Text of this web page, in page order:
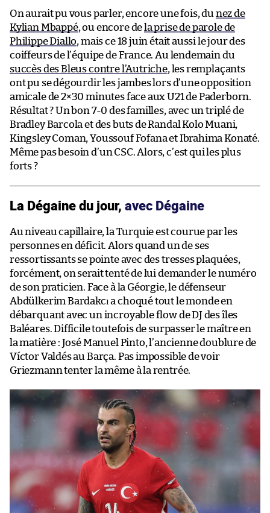
On aurait pu vous parler, encore une fois, du nez de
Kylian Mbappé, ou encore de la prise de parole de
Philippe Diallo, mais ce 18 juin était aussi le jour des
coiffeurs de l’équipe de France. Au lendemain du
succès des Bleus contre l’Autriche, les remplaçants
ont pu se dégourdir les jambes lors d’une opposition
amicale de 2×30 minutes face aux U21 de Paderborn.
Résultat ? Un bon 7-0 des familles, avec un triplé de
Bradley Barcola et des buts de Randal Kolo Muani,
Kingsley Coman, Youssouf Fofana et Ibrahima Konaté.
Même pas besoin d’un CSC. Alors, c’est qui les plus
forts ?
La Dégaine du jour,avec Dégaine
Au niveau capillaire, la Turquie est courue par les
personnes en déficit. Alors quand un de ses
ressortissants se pointe avec des tresses plaquées,
forcément, on serait tenté de lui demander le numéro
de son praticien. Face à la Géorgie, le défenseur
Abdülkerim Bardakcı a choqué tout le monde en
débarquant avec un incroyable flow de DJ des îles
Baléares. Difficile toutefois de surpasser le maître en
la matière : José Manuel Pinto, l’ancienne doublure de
Víctor Valdés au Barça. Pas impossible de voir
Griezmann tenter la même à la rentrée.